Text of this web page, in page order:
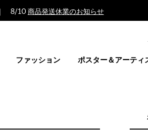
8/10 商品発送休業のお知らせ
ファッション ポスター＆アーティ